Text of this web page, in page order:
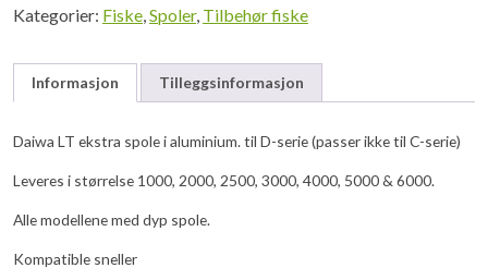
Kategorier: Fiske,Spoler, Tilbehør fiske
Informasjon Tilleggsinformasjon
Daiwa LT ekstra spole i aluminium. til D-serie (passer ikke til C-serie)
Leveres i størrelse 1000, 2000, 2500, 3000, 4000, 5000 & 6000.
Alle modellene med dyp spole.
Kompatible sneller